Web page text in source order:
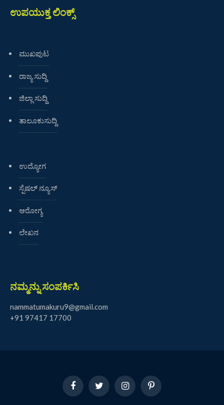
ಉಪಯುಕ್ತ ಲಿಂಕ್ಸ್
ಮುಖಪುಟ
ರಾಜ್ಯ ಸುದ್ದಿ
ಜಿಲ್ಲಾ ಸುದ್ದಿ
ತಾಲೂಕುಸುದ್ದಿ
ಉದ್ಯೋಗ
ಸ್ಪೆಷಲ್ ನ್ಯೂಸ್
ಆರೋಗ್ಯ
ಲೇಖನ
ನಮ್ಮನ್ನು ಸಂಪರ್ಕಿಸಿ
nammatumakuru9@gmail.com
+91 97417 17700
FacebookTwitter InstagramPinterest